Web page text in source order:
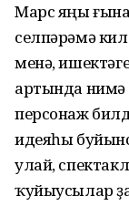
Марс яңы
селпәрәмә
менә,
артында нимә
персонаж
идеяһы
улай,
ҡуйыусылар